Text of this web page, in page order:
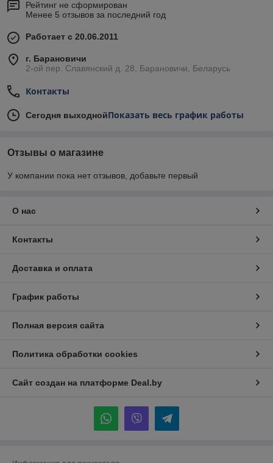
Рейтинг не сформирован
Менее 5 отзывов за последний год
Работает с 20.06.2011
г. Барановичи
2-ой пер. Славянский д. 28, Барановичи, Беларусь
Контакты
Сегодня выходнойПоказать весь график работы
Отзывы о магазине
У компании пока нет отзывов, добавьте первый
О нас
Контакты
Доставка и оплата
График работы
Полная версия сайта
Политика обработки cookies
Сайт создан на платформе Deal.by